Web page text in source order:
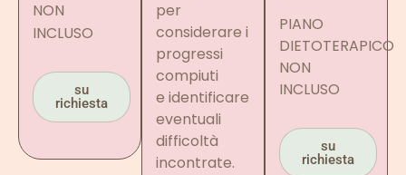
NON
INCLUSO
su
richiesta
per
considerare i
progressi
compiuti
e identificare
eventuali
difficoltà
incontrate.
PIANO
DIETOTERAPICO
NON
INCLUSO
su
richiesta